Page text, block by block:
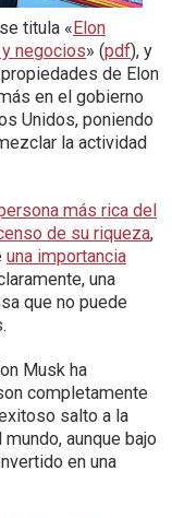
titula « Elon
negocios» (pdf), y
de Elon
en el gobierno
Unidos, poniendo
la actividad
más rica del
de su riqueza,
una importancia
una
que no puede
Musk ha
completamente
salto a la
aunque bajo
en una